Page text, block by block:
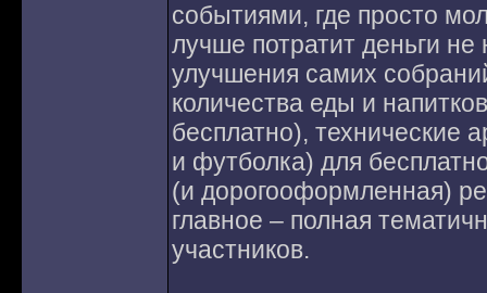
событиями, где просто
лучше потратит деньги
улучшения самих
количества еды и
бесплатно),
и футболка) для
(и дорогооформленная)
главное – полная
участников.